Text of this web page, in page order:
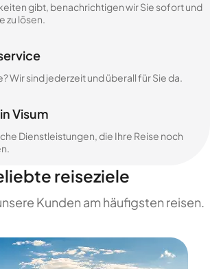
gibt, benachrichtigen wir Sie sofort und
zu lösen.
Wir sind jederzeit und überall für Sie da.
Visum
Dienstleistungen, die Ihre Reise noch
reiseziele
Kunden am häufigsten reisen.